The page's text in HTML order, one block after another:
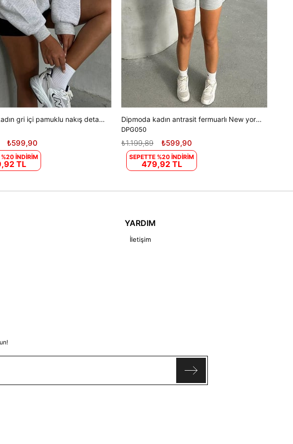
Dipmoda kadın gri içi pamuklu nakış detaylı sweat DPG035
₺599,90
%20 İNDİRİM
TL
Dipmoda kadın antrasit fermuarlı New york sweat DPG050
DPG050
₺599,90
₺1.199,89
SEPETTE %20 İNDİRİM
479,92 TL
YARDIM
İletişim